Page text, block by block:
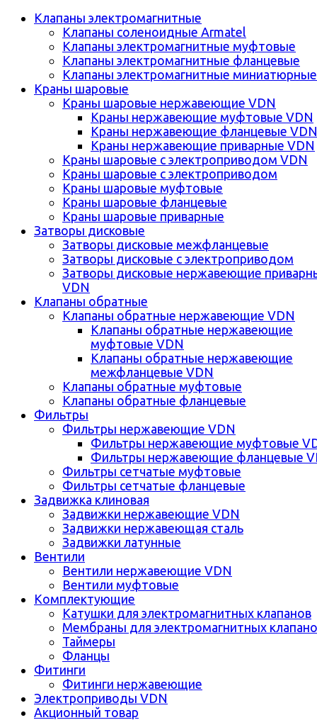
Клапаны электромагнитные
Клапаны соленоидные Armatel
Клапаны электромагнитные муфтовые
Клапаны электромагнитные фланцевые
Клапаны электромагнитные миниатюрные
Краны шаровые
Краны шаровые нержавеющие VDN
Краны нержавеющие муфтовые VDN
Краны нержавеющие фланцевые VDN
Краны нержавеющие приварные VDN
Краны шаровые с электроприводом VDN
Краны шаровые с электроприводом
Краны шаровые муфтовые
Краны шаровые фланцевые
Краны шаровые приварные
Затворы дисковые
Затворы дисковые межфланцевые
Затворы дисковые с электроприводом
Затворы дисковые нержавеющие
VDN
Клапаны обратные
Клапаны обратные нержавеющие VDN
Клапаны обратные нержавеющие
муфтовые VDN
Клапаны обратные нержавеющие
межфланцевые VDN
Клапаны обратные муфтовые
Клапаны обратные фланцевые
Фильтры
Фильтры нержавеющие VDN
Фильтры нержавеющие муфтовые
Фильтры нержавеющие фланцевые
Фильтры сетчатые муфтовые
Фильтры сетчатые фланцевые
Задвижка клиновая
Задвижки нержавеющие VDN
Задвижки нержавеющая сталь
Задвижки латунные
Вентили
Вентили нержавеющие VDN
Вентили муфтовые
Комплектующие
Катушки для электромагнитных клапанов
Мембраны для электромагнитных
Таймеры
Фланцы
Фитинги
Фитинги нержавеющие
Электроприводы VDN
Акционный товар